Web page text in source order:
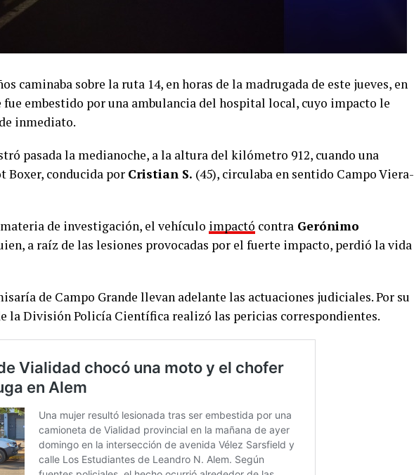
caminaba sobre la ruta 14, en horas de la madrugada de este jueves, en
fue embestido por una ambulancia del hospital local, cuyo impacto le
inmediato.
pasada la medianoche, a la altura del kilómetro 912, cuando una
Boxer, conducida por Cristian S. (45), circulaba en sentido Campo Viera-
materia de investigación, el vehículo impactó contra Gerónimo
a raíz de las lesiones provocadas por el fuerte impacto, perdió la vida
de Campo Grande llevan adelante las actuaciones judiciales. Por su
la División Policía Científica realizó las pericias correspondientes.